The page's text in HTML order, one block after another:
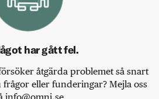
har gått fel.
åtgärda problemet så snart
eller funderingar? Mejla oss